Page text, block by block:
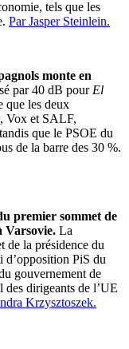
tels que les
Par Jasper Steinlein.
monte en
par 40 dB pour El
que les deux
Vox et SALF,
que le PSOE du
de la barre des 30 %.
premier sommet de
Varsovie. La
de la présidence du
d’opposition PiS du
gouvernement de
dirigeants de l’UE
Krzysztoszek.